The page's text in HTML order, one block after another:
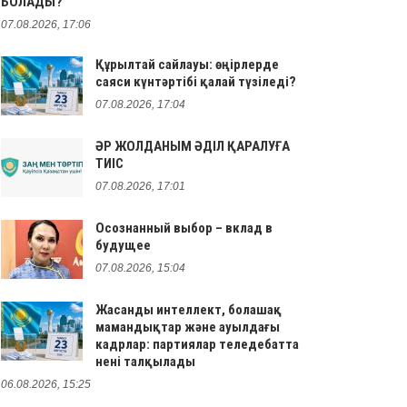
07.08.2026, 17:06
Құрылтай сайлауы: өңірлерде
саяси күнтәртібі қалай түзіледі?
07.08.2026, 17:04
ӘР ЖОЛДАНЫМ ӘДІЛ ҚАРАЛУҒА
ТИІС
07.08.2026, 17:01
Осознанный выбор – вклад в
будущее
07.08.2026, 15:04
Жасанды интеллект, болашақ
мамандықтар және ауылдағы
кадрлар: партиялар теледебатта
нені талқылады
06.08.2026, 15:25